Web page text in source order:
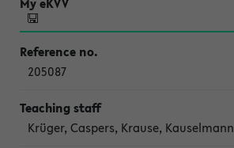
205087
Krüger, Caspers, Krause, Kauselmann